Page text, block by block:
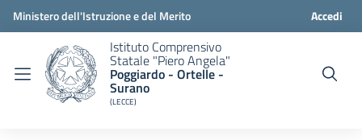
Ministero dell'Istruzione e del Merito Accedi
Istituto Comprensivo
Statale "Piero Angela"
Poggiardo - Ortelle -
Surano
(LECCE)